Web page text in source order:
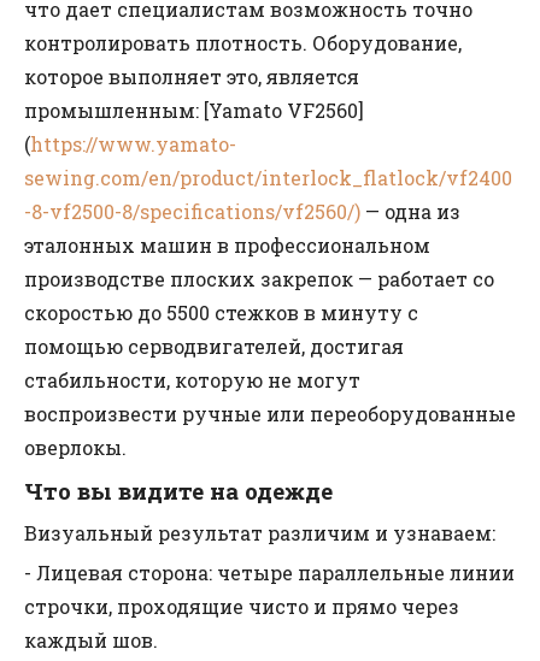
что дает специалистам возможность точно
контролировать плотность. Оборудование,
которое выполняет это, является
промышленным: [Yamato VF2560]
(https://www.yamato-
sewing.com/en/product/interlock_flatlock/vf2400
-8-vf2500-8/specifications/vf2560/) — одна из
эталонных машин в профессиональном
производстве плоских закрепок — работает со
скоростью до 5500 стежков в минуту с
помощью серводвигателей, достигая
стабильности, которую не могут
воспроизвести ручные или переоборудованные
оверлокы.
Что вы видите на одежде
Визуальный результат различим и узнаваем:
- Лицевая сторона: четыре параллельные линии
строчки, проходящие чисто и прямо через
каждый шов.